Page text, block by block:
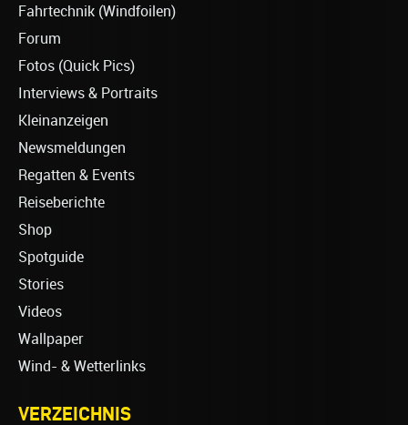
Fahrtechnik (Windfoilen)
Forum
Fotos (Quick Pics)
Interviews & Portraits
Kleinanzeigen
Newsmeldungen
Regatten & Events
Reiseberichte
Shop
Spotguide
Stories
Videos
Wallpaper
Wind- & Wetterlinks
VERZEICHNIS